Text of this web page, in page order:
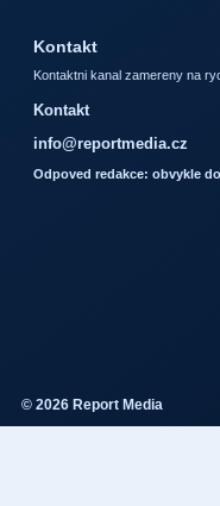
Kontakt
Kontaktni kanal zamereny na
Kontakt
info@reportmedia.cz
Odpoved redakce: obvykle
© 2026 Report Media